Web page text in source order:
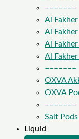
–––––––
Al
Al
Al
Al
–––––––
OXVA
OXVA
–––––––
Salt
Liquid